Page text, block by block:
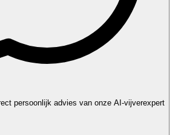
persoonlijk advies van onze AI-vijverexpert